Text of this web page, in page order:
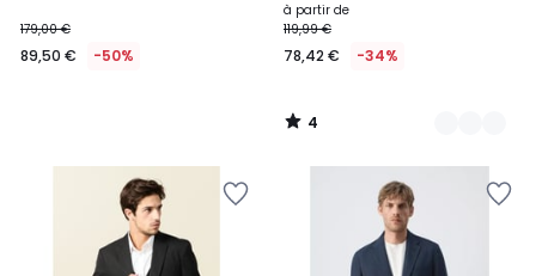
179,00 €
89,50 € -50%
à partir de
119,99 €
78,42 € -34%
4
/